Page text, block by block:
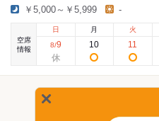
￥5,000～￥5,999 -
空席
情報
日
8/9
月
10
火
11